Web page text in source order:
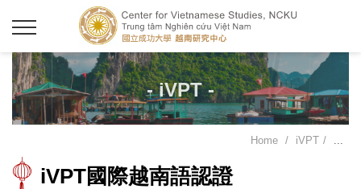
- iVPT -
Home iVPT ...
iVPT國際越南語認證